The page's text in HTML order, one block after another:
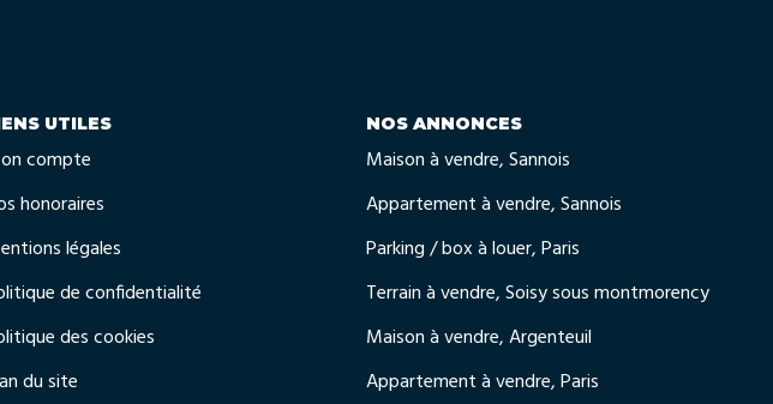
UTILES
compte
honoraires
légales
de confidentialité
des cookies
du site
NOS ANNONCES
Maison à vendre, Sannois
Appartement à vendre, Sannois
Parking / box à louer, Paris
Terrain à vendre, Soisy sous montmorency
Maison à vendre, Argenteuil
Appartement à vendre, Paris